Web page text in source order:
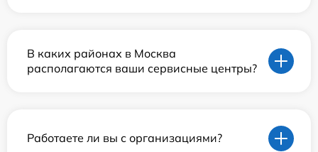
В каких районах в Москва
располагаются ваши сервисные центры?
Работаете ли вы с организациями?